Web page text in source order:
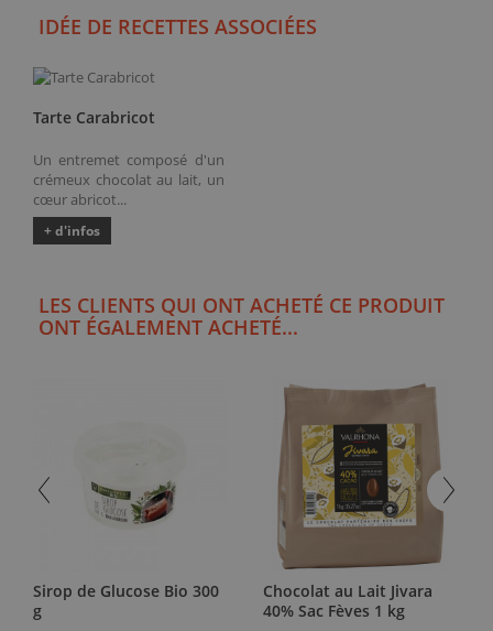
IDÉE DE RECETTES ASSOCIÉES
Tarte Carabricot
Un entremet composé d'un
crémeux chocolat au lait, un
cœur abricot...
+ d'infos
LES CLIENTS QUI ONT ACHETÉ CE PRODUIT
ONT ÉGALEMENT ACHETÉ...
Sirop de Glucose Bio 300
g
Chocolat au Lait Jivara
40% Sac Fèves 1 kg